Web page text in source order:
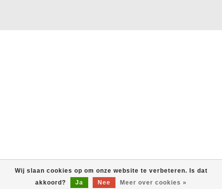
Wij slaan cookies op om onze website te verbeteren. Is dat
akkoord?
Ja Nee Meer over cookies »